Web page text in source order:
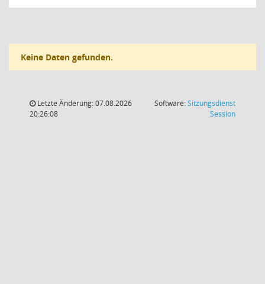
Keine Daten gefunden.
Letzte Änderung: 07.08.2026
20:26:08
Software:Sitzungsdienst
Session(Wird in